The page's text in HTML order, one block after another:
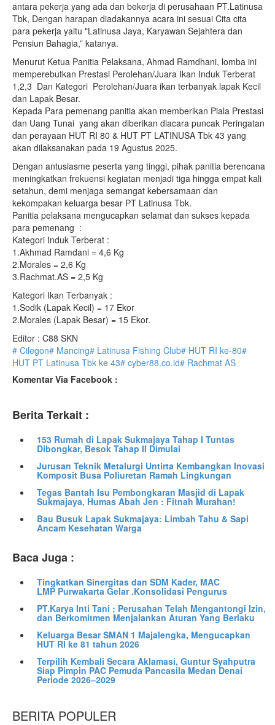
antara pekerja yang ada dan bekerja di perusahaan PT.Latinusa
Tbk, Dengan harapan diadakannya acara ini sesuai Cita cita
para pekerja yaitu "Latinusa Jaya, Karyawan Sejahtera dan
Pensiun Bahagia,” katanya.
Menurut Ketua Panitia Pelaksana, Ahmad Ramdhani, lomba ini
memperebutkan Prestasi Perolehan/Juara Ikan Induk Terberat
1,2,3 Dan Kategori Perolehan/Juara ikan terbanyak lapak Kecil
dan Lapak Besar.
Kepada Para pemenang panitia akan memberikan Piala Prestasi
dan Uang Tunai yang akan diberikan diacara puncak Peringatan
dan perayaan HUT RI 80 & HUT PT LATINUSA Tbk 43 yang
akan dilaksanakan pada 19 Agustus 2025.
Dengan antusiasme peserta yang tinggi, pihak panitia berencana
meningkatkan frekuensi kegiatan menjadi tiga hingga empat kali
setahun, demi menjaga semangat kebersamaan dan
kekompakan keluarga besar PT Latinusa Tbk.
Panitia pelaksana mengucapkan selamat dan sukses kepada
para pemenang :
Kategori Induk Terberat :
1.Akhmad Ramdani = 4,6 Kg
2.Morales = 2,6 Kg
3.Rachmat.AS = 2,5 Kg
Kategori Ikan Terbanyak :
1.Sodik (Lapak Kecil) = 17 Ekor
2.Morales (Lapak Besar) = 15 Ekor.
Editor : C88 SKN
# Cilegon# Mancing# Latinusa Fishing Club# HUT RI ke-80#
HUT PT Latinusa Tbk ke 43# cyber88.co.id# Rachmat AS
Komentar Via Facebook :
Berita Terkait :
153 Rumah di Lapak Sukmajaya Tahap I Tuntas
Dibongkar, Besok Tahap II Dimulai
Jurusan Teknik Metalurgi Untirta Kembangkan Inovasi
Komposit Busa Poliuretan Ramah Lingkungan
Tegas Bantah Isu Pembongkaran Masjid di Lapak
Sukmajaya, Humas Abah Jen : Fitnah Murahan!
Bau Busuk Lapak Sukmajaya: Limbah Tahu & Sapi
Ancam Kesehatan Warga
Baca Juga :
Tingkatkan Sinergitas dan SDM Kader, MAC
LMP Purwakarta Gelar .Konsolidasi Pengurus
PT.Karya Inti Tani ; Perusahan Telah Mengantongi Izin,
dan Berkomitmen Menjalankan Aturan Yang Berlaku
Keluarga Besar SMAN 1 Majalengka, Mengucapkan
HUT RI ke 81 tahun 2026
Terpilih Kembali Secara Aklamasi, Guntur Syahputra
Siap Pimpin PAC Pemuda Pancasila Medan Denai
Periode 2026–2029
BERITA POPULER